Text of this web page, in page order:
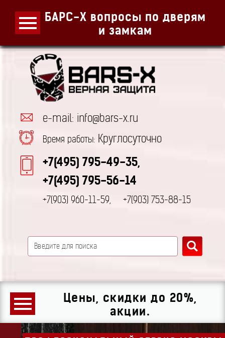
БАРС-Х вопросы по дверям
и замкам
e-mail: info@bars-x.ru
Время работы: Круглосуточно
+7(495) 795-49-35,
+7(495) 795-56-14
+7(903) 960-11-59, +7(903) 753-88-15
Цены, скидки до 20%,
акции.